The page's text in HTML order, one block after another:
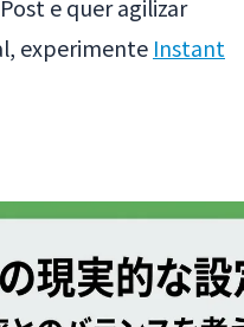
e quer agilizar
experimente Instant